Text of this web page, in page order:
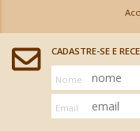
CADASTRE-SE E
Nome
Email